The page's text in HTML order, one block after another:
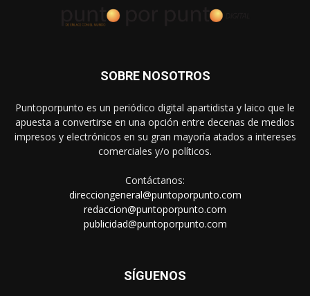
SOBRE NOSOTROS
Puntoporpunto es un periódico digital apartidista y laico que le
apuesta a convertirse en una opción entre decenas de medios
impresos y electrónicos en su gran mayoría atados a intereses
comerciales y/o políticos.
Contáctanos:
direcciongeneral@puntoporpunto.com
redaccion@puntoporpunto.com
publicidad@puntoporpunto.com
SÍGUENOS